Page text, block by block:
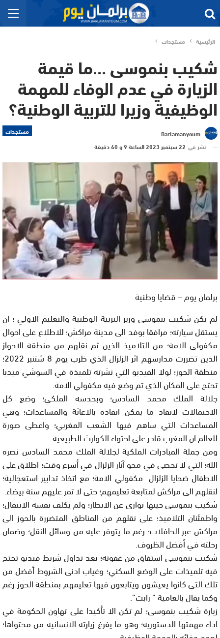
الرئيسية مستجدات
شكيب بنموسى …ما قيمة
الزيارة في عدم الوفاء للمهمة
الوظيفية وزيرا للتربية الوطنية؟
مستجدات
Barlamanyoum
نشر في 22 سبتمبر 2023 الساعة 9 و 40 دقيقة
برلمان يوم – قضايا وطنية
لم يكن شكيب بنموسى وزير التربية الوطنية والتعليم الاولي ؛ ان
يستقل سيارته؛ مرافقا بوفد الى مدينة مراكش؛ للاطلاع على احوال
مكفولي الامة؛ من التلاميذ الذين ثم نقلهم من منطقة الاحواز
الذين تضررت مدارسهم اثر الزلزال الذي ظرب يوم 8 شتنبر 2022؛
منطقة الحوز؛ لولا الفيديو التي نشرته تلميذة في السوشي ميديا
تحتج على المكان الذي ثم وضع فيه مكفولي الامة.
جلالة الملك محمد السادس؛ وبحدسه الملكي؛ وضع كل
الاحتمالات لانقاذ ما يمكن انقاذه بالاغاثة والمساعدات؛ وهي
المساعدات التي ساهم فيها الشعب المغربي؛ واعطى صورة
للعالم ان المغرب قادر على احتواء الكوارث الطبيعية.
ومن جملة المبادرات الملكية لجلالة الملك محمد السادس نصره
الله؛ التي لا تحصى في محو آثار الزلزال في أسرع وقت؛ اطلاق على
الاطفال ضحايا الزلزال مكفولي الامة؛ مع اتخاذ تدابير استعجالية؛
لنقلهم الى مراكش لمتابعة تعليمهم؛ حتى لا تمر عليهم سنة بيضاء.
شكيب بنموسى حينها توارى عن الانظار؛ ولم يكلف نفسه الانتقال؛
واطمئنان التلاميذ؛ على نقلهم من المناطق المتضررة بالحوز الى
مراكش عبر الحافلات؛ رغم ما يتوفر عليه من وسائل النقل؛ وضمان
رحلته في أفضل الظروف.
شكيب بنموسى استفاق من غفوته؛ بعد تداول شريط فيديو تحتج
فيه تلميذات على الوضع السكني؛ وغياب ادنى الشروط أفضل من
تلك التي كانوا يعيشون ويتابعون فيها تعليمهم بمنطقة الحوز رغم
وكما يقال بالعامية ” رابت”.
زيارة شكيب بنموسى؛ لم تكن الا تأكيدا على تهاون الحكومة في
اداء مهمتها الدستورية؛ وهو ما يفرغ زيارته الانسانية من محتواها؛